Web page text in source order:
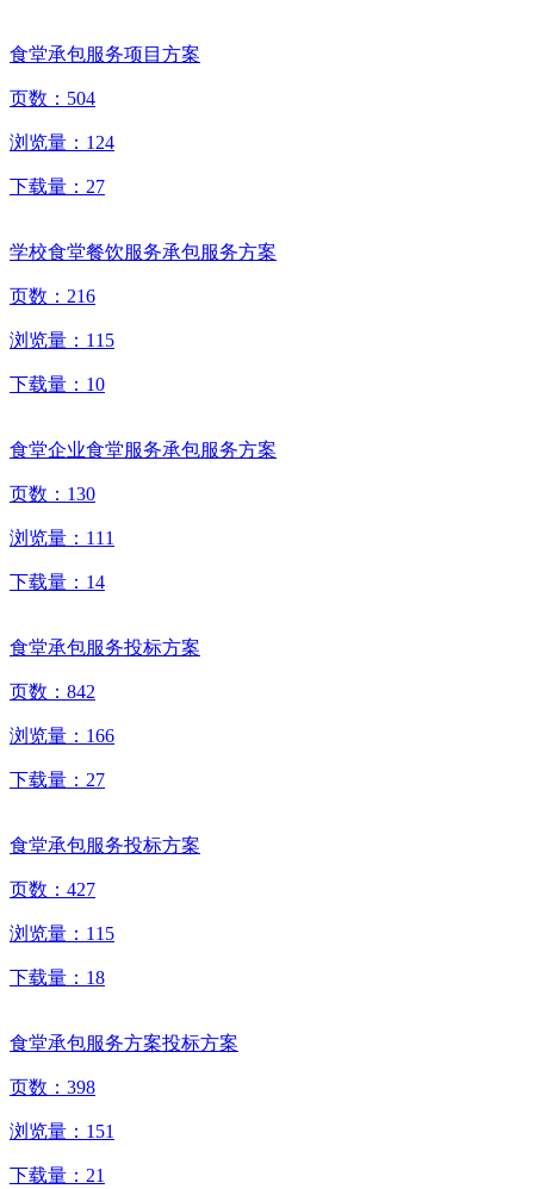
食堂承包服务项目方案
页数： 504
浏览量： 124
下载量： 27
学校食堂餐饮服务承包服务方案
页数： 216
浏览量： 115
下载量： 10
食堂企业食堂服务承包服务方案
页数： 130
浏览量： 111
下载量： 14
食堂承包服务投标方案
页数： 842
浏览量： 166
下载量： 27
食堂承包服务投标方案
页数： 427
浏览量： 115
下载量： 18
食堂承包服务方案投标方案
页数： 398
浏览量： 151
下载量： 21